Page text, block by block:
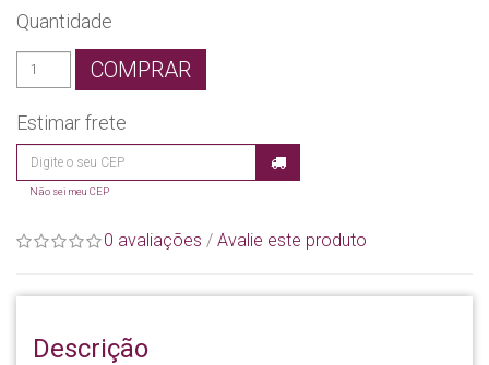
Quantidade
COMPRAR
Estimar frete
Não sei meu CEP
0 avaliações / Avalie este produto
Descrição